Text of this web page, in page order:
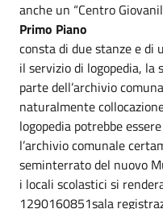
anche un “Centro
Primo Piano
consta di due stanze e di
il servizio di logopedia, la
parte dell’archivio
naturalmente
logopedia potrebbe
l’archivio comunale
seminterrato del nuovo
i locali scolastici si
1290160851sala